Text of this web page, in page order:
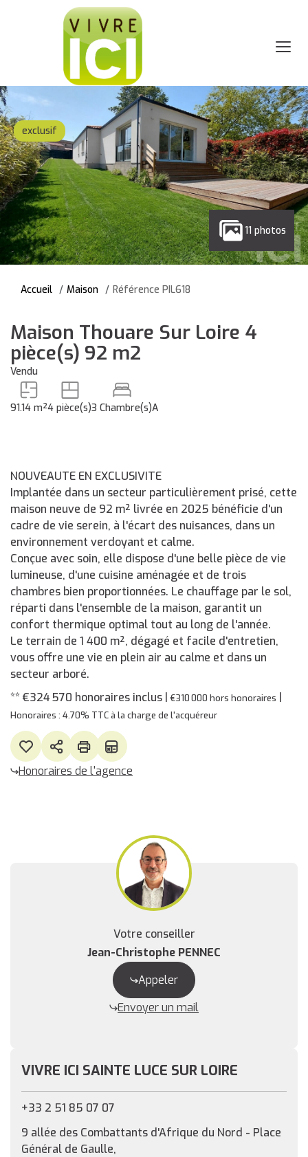
exclusif
11 photos
Accueil Maison Référence PIL618
Maison Thouare Sur Loire 4
pièce(s) 92 m2
Vendu
91.14 m²4 pièce(s)3 Chambre(s)A
NOUVEAUTE EN EXCLUSIVITE
Implantée dans un secteur particulièrement prisé, cette
maison neuve de 92 m² livrée en 2025 bénéficie d'un
cadre de vie serein, à l'écart des nuisances, dans un
environnement verdoyant et calme.
Conçue avec soin, elle dispose d'une belle pièce de vie
lumineuse, d'une cuisine aménagée et de trois
chambres bien proportionnées. Le chauffage par le sol,
réparti dans l'ensemble de la maison, garantit un
confort thermique optimal tout au long de l'année.
Le terrain de 1 400 m², dégagé et facile d'entretien,
vous offre une vie en plein air au calme et dans un
secteur arboré.
** €324 570 honoraires inclus €310 000 hors honoraires
Honoraires : 4.70% TTC à la charge de l'acquéreur
Honoraires de l'agence
Votre conseiller
Jean-Christophe PENNEC
Appeler
Envoyer un mail
VIVRE ICI SAINTE LUCE SUR LOIRE
+33 2 51 85 07 07
9 allée des Combattants d'Afrique du Nord - Place
Général de Gaulle,